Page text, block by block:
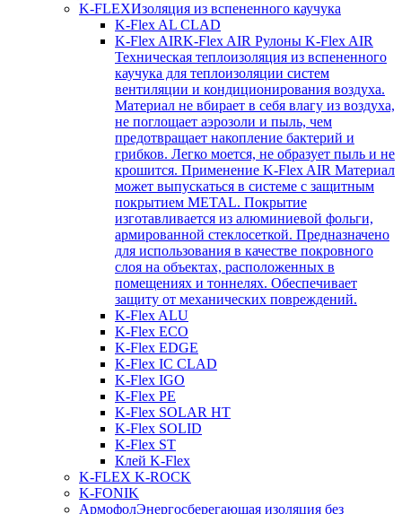
K-FLEXИзоляция из вспененного каучука
K-Flex AL CLAD
K-Flex AIRK-Flex AIR Рулоны K-Flex AIR
Техническая теплоизоляция из вспененного
каучука для теплоизоляции систем
вентиляции и кондиционирования воздуха.
Материал не вбирает в себя влагу из воздуха,
не поглощает аэрозоли и пыль, чем
предотвращает накопление бактерий и
грибков. Легко моется, не образует пыль и не
крошится. Применение K-Flex AIR Материал
может выпускаться в системе c защитным
покрытием METAL. Покрытие
изготавливается из алюминиевой фольги,
армированной стеклосеткой. Предназначено
для использования в качестве покровного
слоя на объектах, расположенных в
помещениях и тоннелях. Обеспечивает
защиту от механических повреждений.
K-Flex ALU
K-Flex ECO
K-Flex EDGE
K-Flex IC CLAD
K-Flex IGO
K-Flex PE
K-Flex SOLAR HT
K-Flex SOLID
K-Flex ST
Клей K-Flex
K-FLEX K-ROCK
K-FONIK
АрмофолЭнергосберегающая изоляция без